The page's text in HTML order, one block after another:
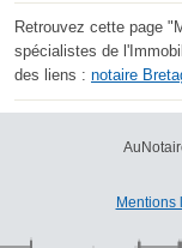
Retrouvez cette page
spécialistes de
des liens : notaire
Mentions